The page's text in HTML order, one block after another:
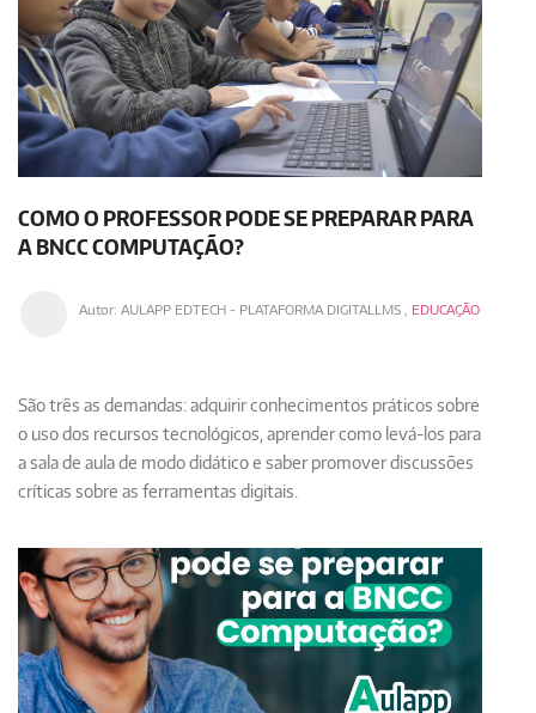
COMO O PROFESSOR PODE SE PREPARAR PARA
A BNCC COMPUTAÇÃO?
Autor: AULAPP EDTECH - PLATAFORMA DIGITALLMS EDUCAÇÃO
São três as demandas: adquirir conhecimentos práticos sobre
o uso dos recursos tecnológicos, aprender como levá-los para
a sala de aula de modo didático e saber promover discussões
críticas sobre as ferramentas digitais.